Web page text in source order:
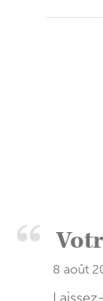
8 août